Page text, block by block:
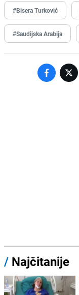
#Bisera Turković
#Saudijska Arabija
/ Najčitanije